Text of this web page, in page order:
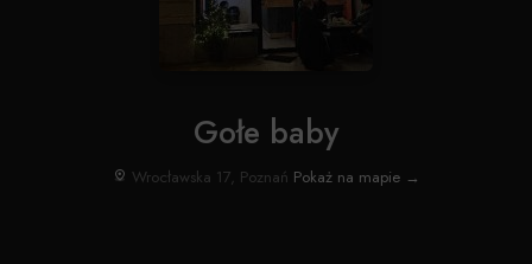
Gołe baby
Wrocławska 17, Poznań Pokaż na mapie →